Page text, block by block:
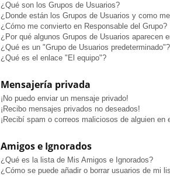
¿Qué son los Grupos de Usuarios?
¿Donde están los Grupos de Usuarios y como
¿Cómo me convierto en Responsable del Grupo?
¿Por qué algunos Grupos de Usuarios aparecen
¿Qué es un "Grupo de Usuarios predeterminado"?
¿Qué es el enlace "El equipo"?
Mensajería privada
¡No puedo enviar un mensaje privado!
¡Recibo mensajes privados no deseados!
¡Recibí spam o correos maliciosos de alguien en
Amigos e Ignorados
¿Qué es la lista de Mis Amigos e Ignorados?
¿Cómo se puede añadir o borrar usuarios de mi